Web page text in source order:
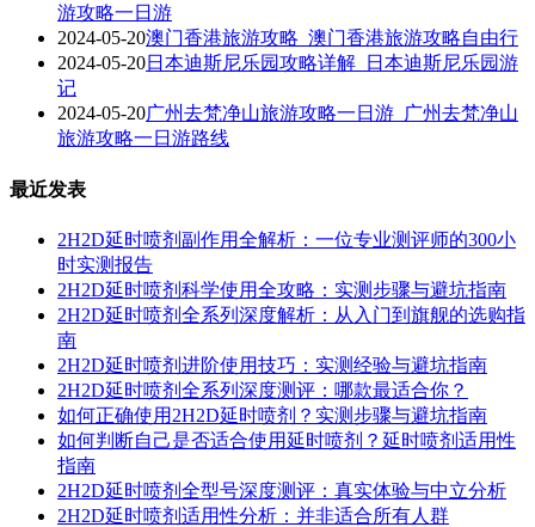
游攻略一日游
2024-05-20澳门香港旅游攻略_澳门香港旅游攻略自由行
2024-05-20日本迪斯尼乐园攻略详解_日本迪斯尼乐园游
记
2024-05-20广州去梵净山旅游攻略一日游_广州去梵净山
旅游攻略一日游路线
最近发表
2H2D延时喷剂副作用全解析：一位专业测评师的300小
时实测报告
2H2D延时喷剂科学使用全攻略：实测步骤与避坑指南
2H2D延时喷剂全系列深度解析：从入门到旗舰的选购指
南
2H2D延时喷剂进阶使用技巧：实测经验与避坑指南
2H2D延时喷剂全系列深度测评：哪款最适合你？
如何正确使用2H2D延时喷剂？实测步骤与避坑指南
如何判断自己是否适合使用延时喷剂？延时喷剂适用性
指南
2H2D延时喷剂全型号深度测评：真实体验与中立分析
2H2D延时喷剂适用性分析：并非适合所有人群